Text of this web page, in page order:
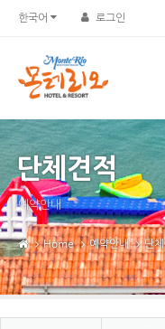
한국어 로그인
단체견적
예약안내
Home 예약안내 단